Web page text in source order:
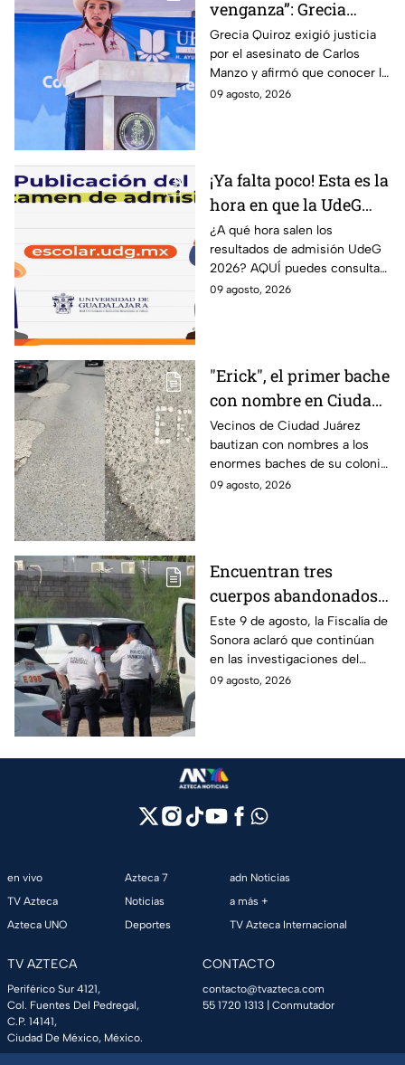
venganza”: Grecia
Quiroz exige esclarecer
el asesinato de Carlos
Manzo
Grecia Quiroz exigió justicia
por el asesinato de Carlos
Manzo y afirmó que conocer la
verdad es indispensable para
09 agosto, 2026
¡Ya falta poco! Esta es la
hora en que la UdeG
publica los resultados
de admisión 2026 y
AQUÍ puedes
consultarlos
¿A qué hora salen los
resultados de admisión UdeG
2026? AQUÍ puedes consultar
el dictamen este lunes 10 de
09 agosto, 2026
"Erick", el primer bache
con nombre en Ciudad
Juárez
Vecinos de Ciudad Juárez
bautizan con nombres a los
enormes baches de su colonia
como protesta ante la falta de
09 agosto, 2026
Encuentran tres
cuerpos abandonados
en Hermosillo, Sonora;
todo apunta a crimen
pasional
Este 9 de agosto, la Fiscalía de
Sonora aclaró que continúan
en las investigaciones del
hallazgo de tres cuerpos
09 agosto, 2026
en vivo
TV Azteca
Azteca UNO
Azteca 7
Noticias
Deportes
adn Noticias
a más +
TV Azteca Internacional
TV AZTECA
Periférico Sur 4121,
Col. Fuentes Del Pedregal,
C.P. 14141,
Ciudad De México, México.
CONTACTO
contacto@tvazteca.com
55 1720 1313 | Conmutador